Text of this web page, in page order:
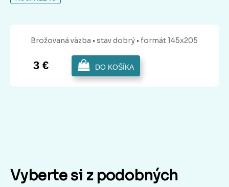
Brožovaná väzba • stav dobrý • formát 145x205
3 € DO KOŠÍKA
Vyberte si z podobných